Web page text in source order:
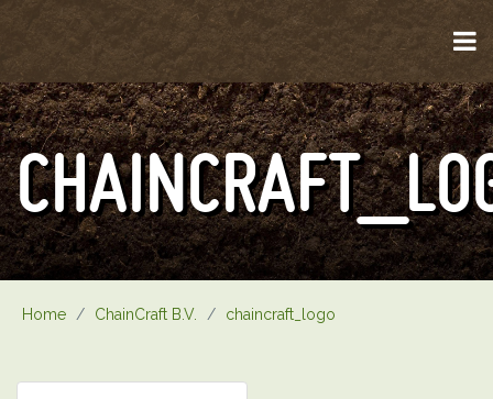
Home / ChainCraft B.V. / chaincraft_logo